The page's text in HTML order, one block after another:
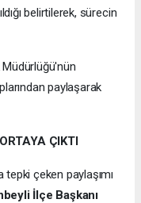
belirtilerek, sürecin
paylaşarak
ÇIKTI
çeken paylaşımı
İlçe Başkanı